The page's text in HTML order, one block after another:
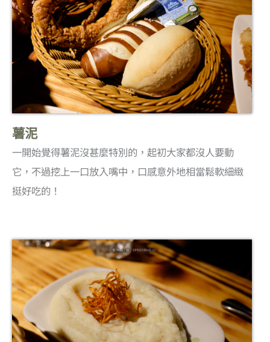
薯泥
一開始覺得薯泥沒甚麼特別的，起初大家都沒人要動
它，不過挖上一口放入嘴中，口感意外地相當鬆軟細緻
挺好吃的！